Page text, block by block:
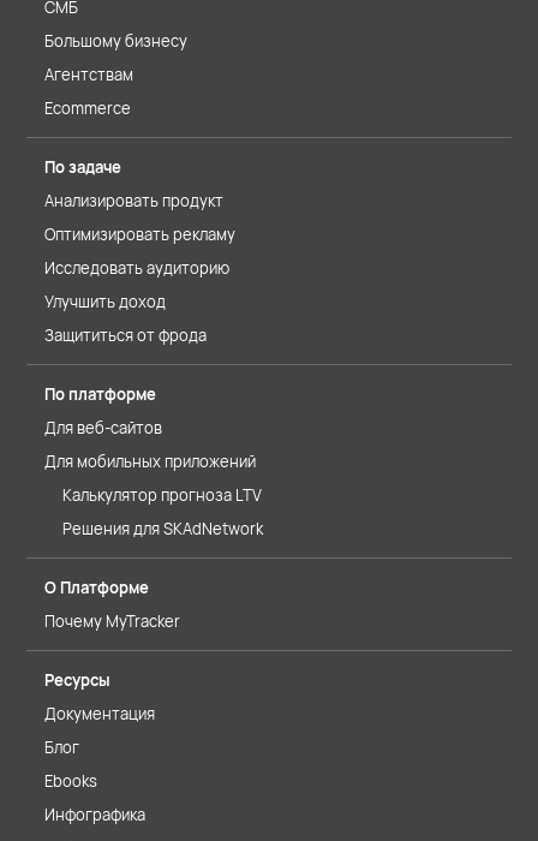
СМБ
Большому бизнесу
Агентствам
Ecommerce
По задаче
Анализировать продукт
Оптимизировать рекламу
Исследовать аудиторию
Улучшить доход
Защититься от фрода
По платформе
Для веб-сайтов
Для мобильных приложений
Калькулятор прогноза LTV
Решения для SKAdNetwork
О Платформе
Почему MyTracker
Ресурсы
Документация
Блог
Ebooks
Инфографика